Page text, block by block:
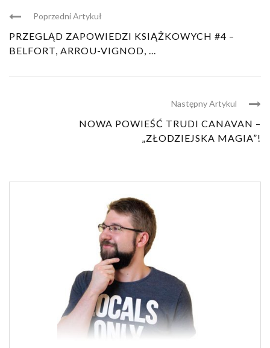
Poprzedni Artykuł
PRZEGLĄD ZAPOWIEDZI KSIĄŻKOWYCH #4 –
BELFORT, ARROU-VIGNOD, ...
Następny Artykul
NOWA POWIEŚĆ TRUDI CANAVAN –
„ZŁODZIEJSKA MAGIA”!